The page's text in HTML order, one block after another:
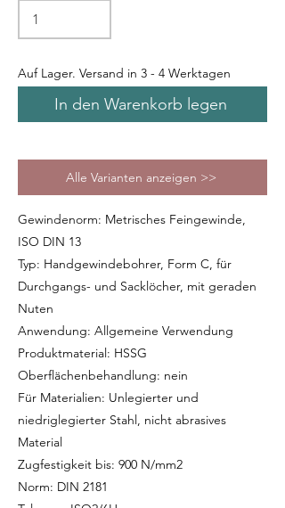
Auf Lager. Versand in 3 - 4 Werktagen
In den Warenkorb legen
Alle Varianten anzeigen >>
Gewindenorm: Metrisches Feingewinde,
ISO DIN 13
Typ: Handgewindebohrer, Form C, für
Durchgangs- und Sacklöcher, mit geraden
Nuten
Anwendung: Allgemeine Verwendung
Produktmaterial: HSSG
Oberflächenbehandlung: nein
Für Materialien: Unlegierter und
niedriglegierter Stahl, nicht abrasives
Material
Zugfestigkeit bis: 900 N/mm2
Norm: DIN 2181